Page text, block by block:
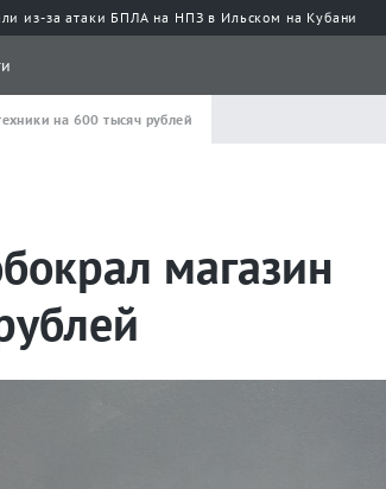
из-за атаки БПЛА на НПЗ в Ильском на Кубани
на 600 тысяч рублей
магазин